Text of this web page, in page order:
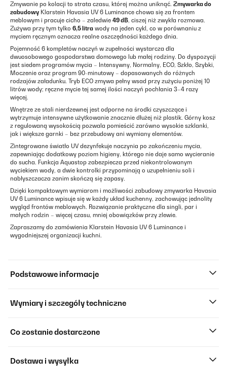
Zmywanie po kolacji to strata czasu, której można uniknąć. Zmywarka do
zabudowy Klarstein Havasia UV 6 Luminance chowa się za frontem
meblowym i pracuje cicho – zaledwie 49 dB, ciszej niż zwykła rozmowa.
Zużywa przy tym tylko 6,5 litra wody na jeden cykl, co w porównaniu z
myciem ręcznym oznacza realne oszczędności każdego dnia.
Pojemność 6 kompletów naczyń w zupełności wystarcza dla
dwuosobowego gospodarstwa domowego lub małej rodziny. Do dyspozycji
jest siedem programów mycia – Intensywny, Normalny, ECO, Szkło, Szybki,
Moczenie oraz program 90-minutowy – dopasowanych do różnych
rodzajów załadunku. Tryb ECO zmywa pełny wsad przy zużyciu poniżej 10
litrów wody; ręczne mycie tej samej ilości naczyń pochłania 3–4 razy
więcej.
Wnętrze ze stali nierdzewnej jest odporne na środki czyszczące i
wytrzymuje intensywne użytkowanie znacznie dłużej niż plastik. Górny kosz
z regulowaną wysokością pozwala pomieścić zarówno wysokie szklanki,
jak i większe garnki – bez przebudowy ani wymiany elementów.
Zintegrowane światło UV dezynfekuje naczynia po zakończeniu mycia,
zapewniając dodatkowy poziom higieny, którego nie daje samo wycieranie
do sucha. Funkcja Aquastop zabezpiecza przed niekontrolowanym
wyciekiem wody, a dwie kontrolki przypominają o uzupełnieniu soli i
nabłyszczacza zanim skończą się zapasy.
Dzięki kompaktowym wymiarom i możliwości zabudowy zmywarka Havasia
UV 6 Luminance wpisuje się w każdy układ kuchenny, zachowując jednolity
wygląd frontów meblowych. Rozwiązanie praktyczne dla singli, par i
małych rodzin – więcej czasu, mniej obowiązków przy zlewie.
Zapraszamy do zamówienia Klarstein Havasia UV 6 Luminance i
wygodniejszej organizacji kuchni.
Podstawowe informacje
Wymiary i szczegóły techniczne
Co zostanie dostarczone
Dostawa i wysyłka